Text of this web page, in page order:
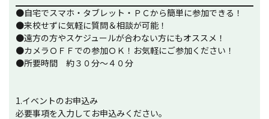
●自宅でスマホ・タブレット・ＰＣから簡単に参加できる！
●来校せずに気軽に質問＆相談が可能！
●遠方の方やスケジュールが合わない方にもオススメ！
●カメラＯＦＦでの参加ＯＫ！お気軽にご参加ください！
●所要時間 約３０分～４０分
1.イベントのお申込み
必要事項を入力してお申込みください。